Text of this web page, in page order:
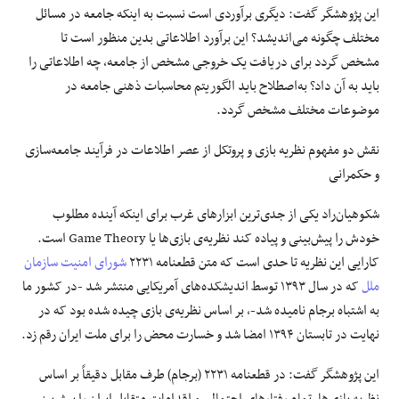
این پژوهشگر گفت: دیگری برآوردی است نسبت به اینکه جامعه در مسائل
مختلف چگونه می‌اندیشد؟ این برآورد اطلاعاتی بدین منظور است تا
مشخص گردد برای دریافت یک خروجی مشخص از جامعه، چه اطلاعاتی را
باید به آن داد؟ به‌اصطلاح باید الگوریتم محاسبات ذهنی جامعه در
موضوعات مختلف مشخص گردد.
نقش دو مفهوم نظریه بازی و پروتکل از عصر اطلاعات در فرآیند جامعه‌سازی
و حکمرانی
شکوهیان‌راد یکی از جدی‌ترین ابزارهای غرب برای اینکه آینده مطلوب
خودش را پیش‌بینی و پیاده کند نظریه‌ی بازی‌ها یا Game Theory است.
کارایی این نظریه تا حدی است که متن قطعنامه ۲۲۳۱
شورای امنیت سازمان
ملل
که در سال ۱۳۹۳ توسط اندیشکده‌های آمریکایی منتشر شد -در کشور ما
به اشتباه برجام نامیده شد-، بر اساس نظریه‌ی بازی چیده شده بود که در
نهایت در تابستان ۱۳۹۴ امضا شد و خسارت محض را برای ملت ایران رقم زد.
این پژوهشگر گفت: در قطعنامه ۲۲۳۱ (برجام) طرف مقابل دقیقاً بر اساس